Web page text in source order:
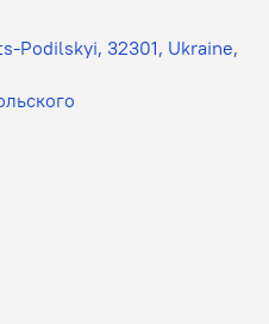
Podilskyi, 32301, Ukraine,